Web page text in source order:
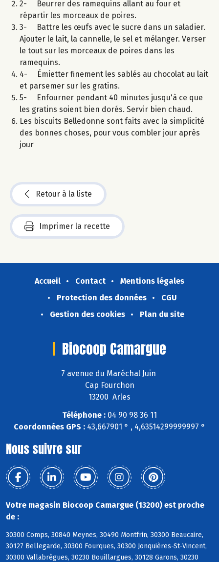
2- Beurrer des ramequins allant au four et
répartir les morceaux de poires.
3- Battre les œufs avec le sucre dans un saladier.
Ajouter le lait, la cannelle, le sel et mélanger. Verser
le tout sur les morceaux de poires dans les
ramequins.
4- Émietter finement les sablés au chocolat au lait
et parsemer sur les gratins.
5- Enfourner pendant 40 minutes jusqu'à ce que
les gratins soient bien dorés. Servir bien chaud.
Les biscuits Belledonne sont faits avec la simplicité
des bonnes choses, pour vous combler jour après
jour
Retour à la liste
Imprimer la recette
Accueil Contact
Mentions légales
Protection des données
CGU
Gestion des cookies
Plan du site
Biocoop Camargue
7 avenue du Maréchal Juin
Cap Fourchon
13200 Arles
Téléphone : 04 90 98 36 11
Coordonnées GPS : 43,667901 ° , 4,63514299999997 °
Nous suivre sur
Votre magasin Biocoop Camargue (13200) est proche
de :
30300 Comps, 30840 Meynes, 30490 Montfrin, 30300 Beaucaire,
30127 Bellegarde, 30300 Fourques, 30300 Jonquières-St-Vincent,
30300 Vallabrègues, 30230 Bouillargues, 30128 Garons, 30230